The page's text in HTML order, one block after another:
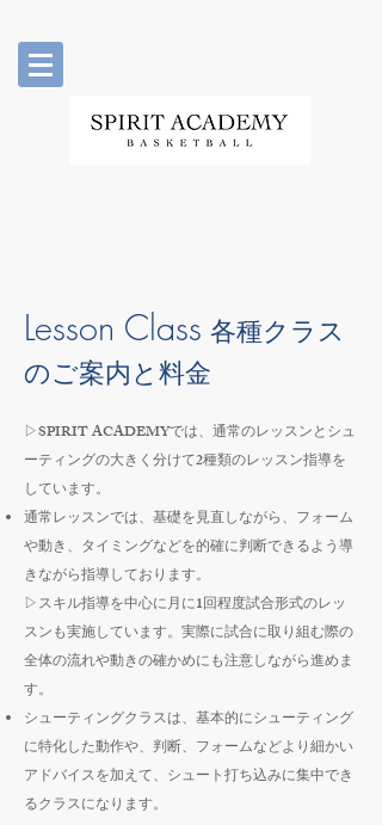
Lesson Class 各種クラス
のご案内と料金
▷SPIRIT ACADEMYでは、通常のレッスンとシュ
ーティングの大きく分けて2種類のレッスン指導を
しています。
通常レッスンでは、基礎を見直しながら、フォーム
や動き、タイミングなどを的確に判断できるよう導
きながら指導しております。
▷スキル指導を中心に月に1回程度試合形式のレッ
スンも実施しています。実際に試合に取り組む際の
全体の流れや動きの確かめにも注意しながら進めま
す。
シューティングクラスは、基本的にシューティング
に特化した動作や、判断、フォームなどより細かい
アドバイスを加えて、シュート打ち込みに集中でき
る​クラスになります。